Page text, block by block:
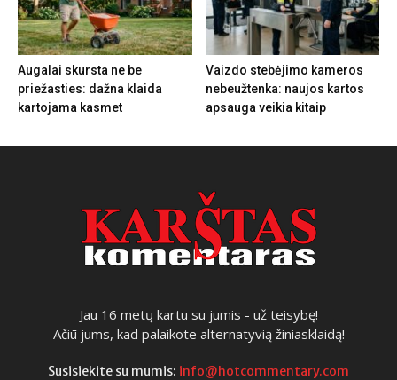
Augalai skursta ne be
priežasties: dažna klaida
kartojama kasmet
Vaizdo stebėjimo kameros
nebeužtenka: naujos kartos
apsauga veikia kitaip
Jau 16 metų kartu su jumis - už teisybę!
Ačiū jums, kad palaikote alternatyvią žiniasklaidą!
Susisiekite su mumis: info@hotcommentary.com